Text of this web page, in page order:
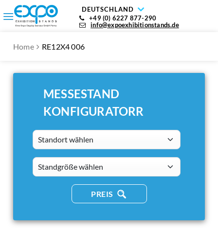
DEUTSCHLAND
+49 (0) 6227 877-290
info@expoexhibitionstands.de
Home RE12X4 006
MESSESTAND
KONFIGURATORR
Standort wählen
standsizes
PREIS